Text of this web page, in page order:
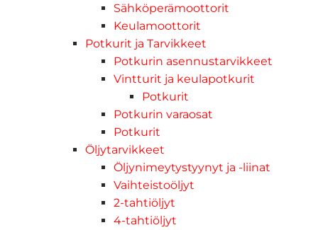
Sähköperämoottorit
Keulamoottorit
Potkurit ja Tarvikkeet
Potkurin asennustarvikkeet
Vintturit ja keulapotkurit
Potkurit
Potkurin varaosat
Potkurit
Öljytarvikkeet
Öljynimeytystyynyt ja -liinat
Vaihteistoöljyt
2-tahtiöljyt
4-tahtiöljyt